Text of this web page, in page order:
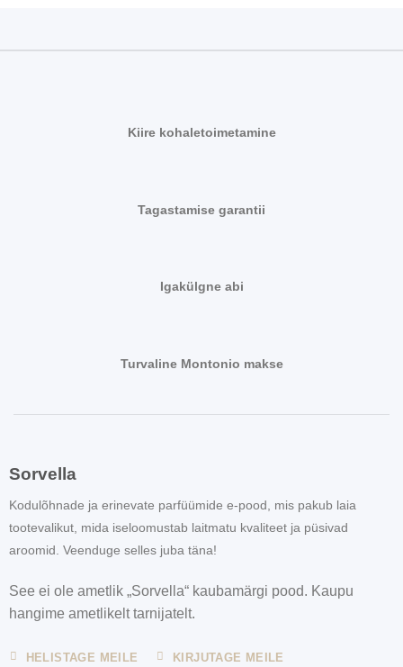
Kiire kohaletoimetamine
Tagastamise garantii
Igakülgne abi
Turvaline Montonio makse
Sorvella
Kodulõhnade ja erinevate parfüümide e-pood, mis pakub laia
tootevalikut, mida iseloomustab laitmatu kvaliteet ja püsivad
aroomid. Veenduge selles juba täna!
See ei ole ametlik „Sorvella“ kaubamärgi pood. Kaupu
hangime ametlikelt tarnijatelt.
HELISTAGE MEILE KIRJUTAGE MEILE